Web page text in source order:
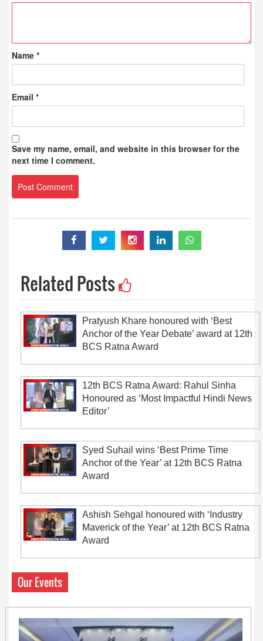
Name *
Email *
Save my name, email, and website in this browser for the
next time I comment.
Related Posts
Pratyush Khare honoured with ‘Best
Anchor of the Year Debate’ award at 12th
BCS Ratna Award
12th BCS Ratna Award: Rahul Sinha
Honoured as ‘Most Impactful Hindi News
Editor’
Syed Suhail wins ‘Best Prime Time
Anchor of the Year’ at 12th BCS Ratna
Award
Ashish Sehgal honoured with ‘Industry
Maverick of the Year’ at 12th BCS Ratna
Award
Our Events